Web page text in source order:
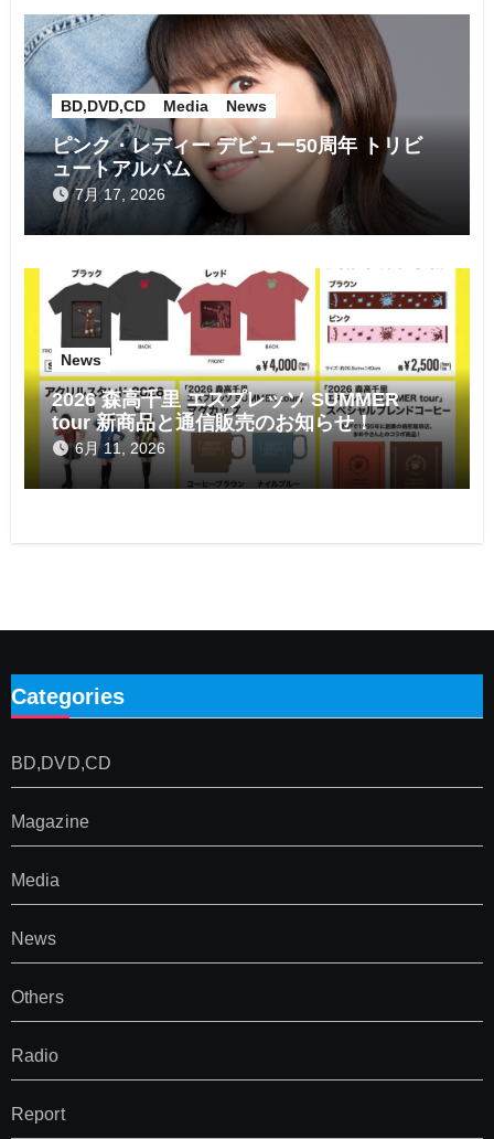
BD,DVD,CD Media News
ピンク・レディー デビュー50周年 トリビ
ュートアルバム
7月 17, 2026
News
2026 森高千里 エスプレッソ SUMMER
tour 新商品と通信販売のお知らせ！
6月 11, 2026
Categories
BD,DVD,CD
Magazine
Media
News
Others
Radio
Report